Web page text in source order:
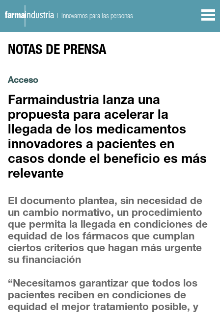
| Innovamos para las personas
NOTAS DE PRENSA
Acceso
Farmaindustria lanza una
propuesta para acelerar la
llegada de los medicamentos
innovadores a pacientes en
casos donde el beneficio es más
relevante
El documento plantea, sin necesidad de
un cambio normativo, un procedimiento
que permita la llegada en condiciones de
equidad de los fármacos que cumplan
ciertos criterios que hagan más urgente
su financiación
“Necesitamos garantizar que todos los
pacientes reciben en condiciones de
equidad el mejor tratamiento posible, y